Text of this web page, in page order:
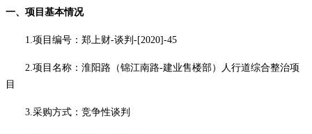
一、项目基本情况
1.项目编号：郑上财-谈判-[2020]-45
2.项目名称： 淮阳路（锦江南路-建业售楼部）人行道综合整治项
目
3.采购方式：竞争性谈判